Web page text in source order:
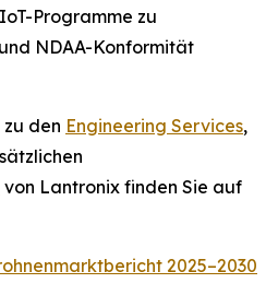
Programme zu
NDAA-Konformität
den Engineering Services,
von Lantronix finden Sie auf
2025–2030